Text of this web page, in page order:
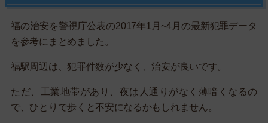
福の治安を警視庁公表の2017年1月~4月の最新犯罪データ
を参考にまとめました。
福駅周辺は、犯罪件数が少なく、治安が良いです。
ただ、工業地帯があり、夜は人通りがなく薄暗くなるの
で、ひとりで歩くと不安になるかもしれません。